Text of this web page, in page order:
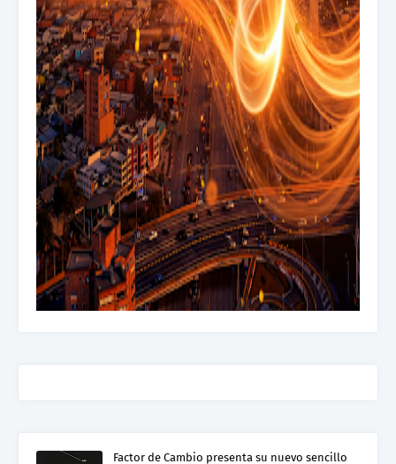
Factor de Cambio presenta su nuevo sencillo